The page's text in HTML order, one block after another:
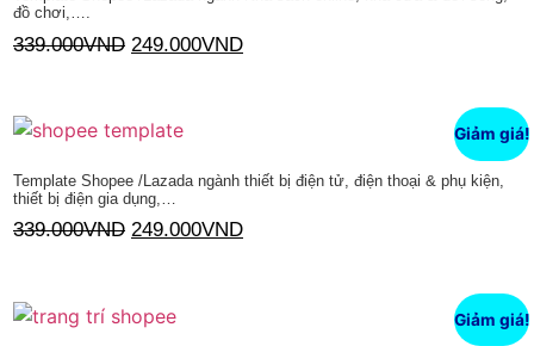
đồ chơi,….
339.000VND 249.000VND
Giảm giá!
Template Shopee /Lazada ngành thiết bị điện tử, điện thoại & phụ kiện,
thiết bị điện gia dụng,…
339.000VND 249.000VND
Giảm giá!